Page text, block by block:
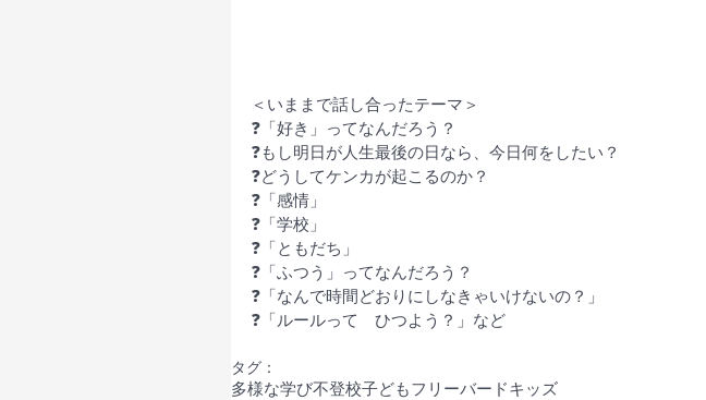
＜いままで話し合ったテーマ＞
❓「好き」ってなんだろう？
❓もし明日が人生最後の日なら、今日何をしたい？
❓どうしてケンカが起こるのか？
❓「感情」
❓「学校」
❓「ともだち」
❓「ふつう」ってなんだろう？
❓「なんで時間どおりにしなきゃいけないの？」
❓「ルールって　ひつよう？」など
タグ：
多様な学び不登校子どもフリーバードキッズ